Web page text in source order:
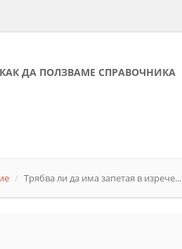
КАК ДА ПОЛЗВАМЕ СПРАВОЧНИКА
Трябва ли да има запетая в изрече...